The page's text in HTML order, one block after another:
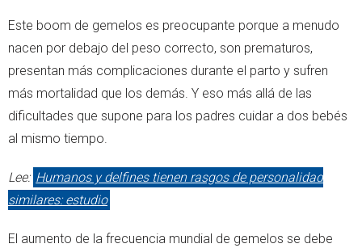
Este boom de gemelos es preocupante porque a menudo
nacen por debajo del peso correcto, son prematuros,
presentan más complicaciones durante el parto y sufren
más mortalidad que los demás. Y eso más allá de las
dificultades que supone para los padres cuidar a dos bebés
al mismo tiempo.
Lee: Humanos y delfines tienen rasgos de personalidad
similares: estudio
El aumento de la frecuencia mundial de gemelos se debe